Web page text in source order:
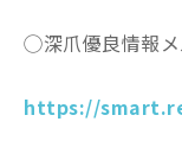
◯深爪優良情報メ
https://